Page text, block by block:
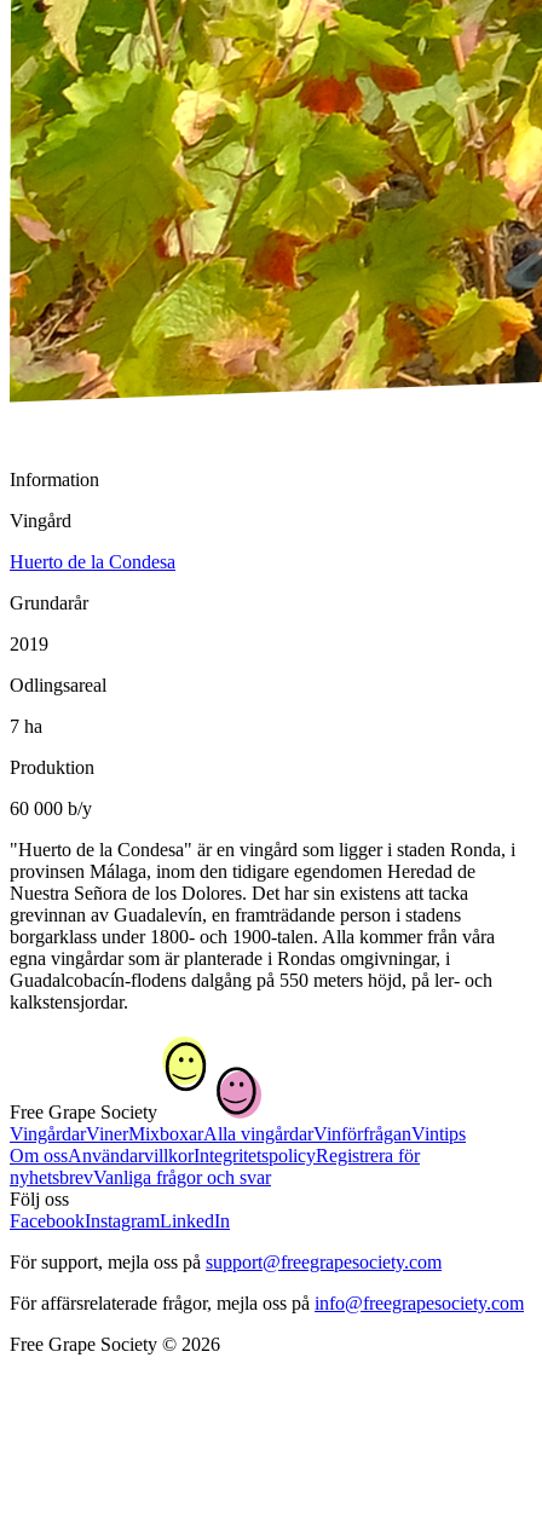
Information
Vingård
Huerto de la Condesa
Grundarår
2019
Odlingsareal
7 ha
Produktion
60 000 b/y
"Huerto de la Condesa" är en vingård som ligger i staden Ronda, i
provinsen Málaga, inom den tidigare egendomen Heredad de
Nuestra Señora de los Dolores. Det har sin existens att tacka
grevinnan av Guadalevín, en framträdande person i stadens
borgarklass under 1800- och 1900-talen. Alla kommer från våra
egna vingårdar som är planterade i Rondas omgivningar, i
Guadalcobacín-flodens dalgång på 550 meters höjd, på ler- och
kalkstensjordar.
Free Grape Society
VingårdarVinerMixboxarAlla vingårdarVinförfråganVintips
Om ossAnvändarvillkorIntegritetspolicyRegistrera för
nyhetsbrevVanliga frågor och svar
Följ oss
FacebookInstagramLinkedIn
För support, mejla oss på support@freegrapesociety.com
För affärsrelaterade frågor, mejla oss på info@freegrapesociety.com
Free Grape Society © 2026